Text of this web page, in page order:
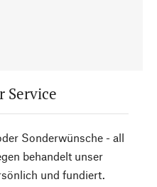
Service
Sonderwünsche - all
behandelt unser
und fundiert.